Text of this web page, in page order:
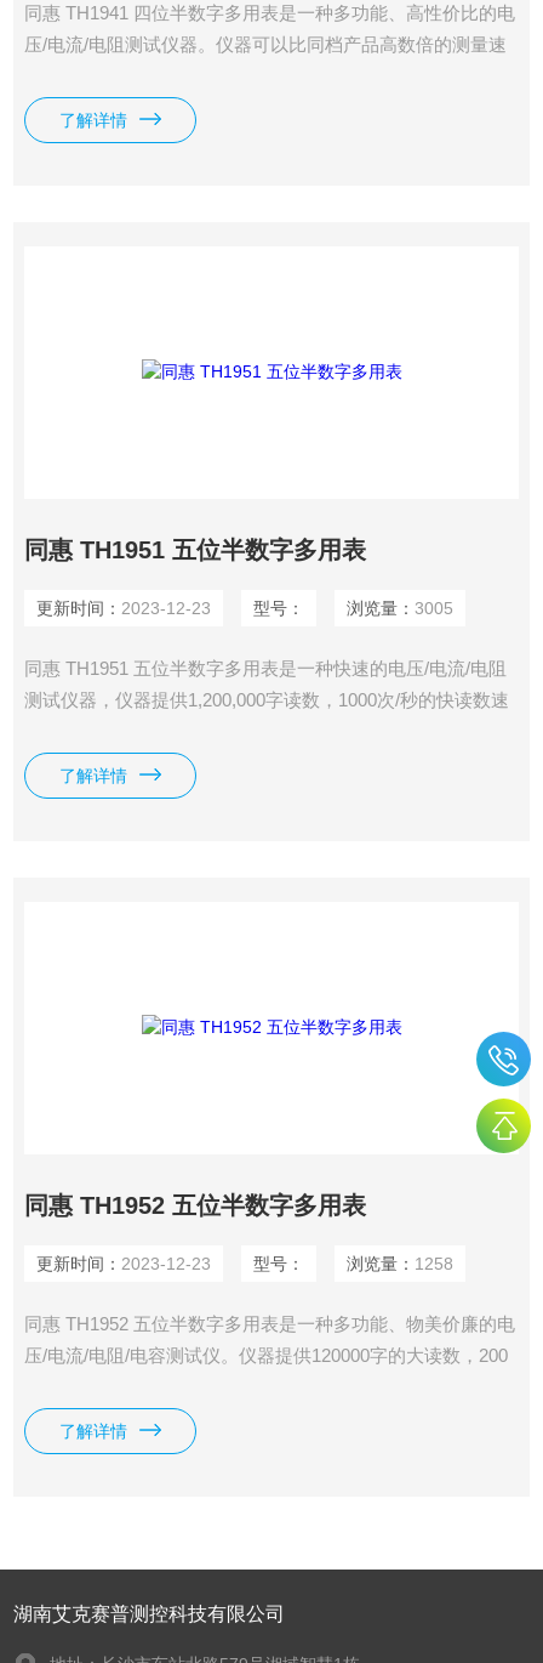
同惠 TH1941 四位半数字多用表是一种多功能、高性价比的电
压/电流/电阻测试仪器。仪器可以比同档产品高数倍的测量速
的大直流电压准确度等一系列优良的性能和经济的价格为广大
客户提供选择。TH1941/TH1942提供高亮度VFD双显示器，可
了解详情
同惠 TH1951 五位半数字多用表
更新时间： 2023-12-23 型号： 浏览量： 3005
同惠 TH1951 五位半数字多用表是一种快速的电压/电流/电阻
测试仪器，仪器提供1,200,000字读数，1000次/秒的快读数速
价格为广大客户提供的选择。
了解详情
同惠 TH1952 五位半数字多用表
更新时间： 2023-12-23 型号： 浏览量： 1258
同惠 TH1952 五位半数字多用表是一种多功能、物美价廉的电
压/电流/电阻/电容测试仪。仪器提供120000字的大读数，200
的性能和经济的价格为广大客户提供选择。TH1952提供高亮
度VFD双参数显示器，可以同时测量/显示交流/直流电压或者
了解详情
湖南艾克赛普测控科技有限公司